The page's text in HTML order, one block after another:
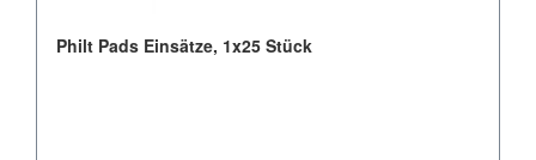
Philt Pads Einsätze, 1x25 Stück